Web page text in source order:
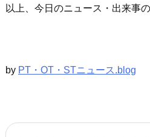
以上、今日のニュース・出来事
by PT・OT・STニュース.blog